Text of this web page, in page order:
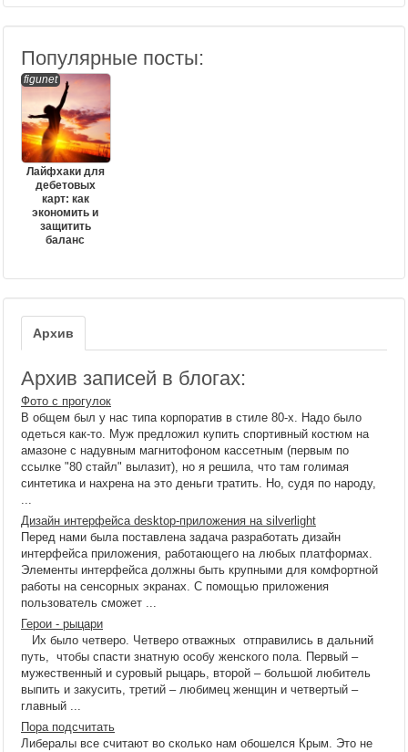
Популярные посты:
figunet
Лайфхаки для
дебетовых
карт: как
экономить и
защитить
баланс
Архив
Архив записей в блогах:
Фото с прогулок
В общем был у нас типа корпоратив в стиле 80-х. Надо было
одеться как-то. Муж предложил купить спортивный костюм на
амазоне с надувным магнитофоном кассетным (первым по
ссылке "80 стайл" вылазит), но я решила, что там голимая
синтетика и нахрена на это деньги тратить. Но, судя по народу,
...
Дизайн интерфейса desktop-приложения на silverlight
Перед нами была поставлена задача разработать дизайн
интерфейса приложения, работающего на любых платформах.
Элементы интерфейса должны быть крупными для комфортной
работы на сенсорных экранах. С помощью приложения
пользователь сможет ...
Герои - рыцари
Их было четверо. Четверо отважных отправились в дальний
путь, чтобы спасти знатную особу женского пола. Первый –
мужественный и суровый рыцарь, второй – большой любитель
выпить и закусить, третий – любимец женщин и четвертый –
главный ...
Пора подсчитать
Либералы все считают во сколько нам обошелся Крым. Это не